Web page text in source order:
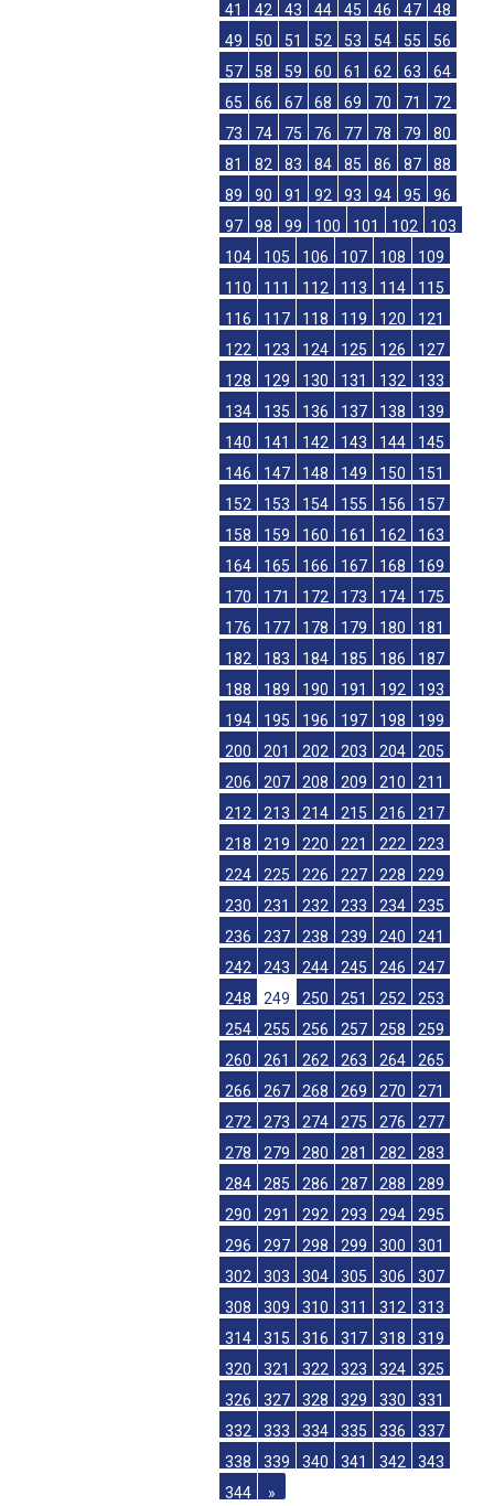
41
42 43 44 45 46 47
48
49
50 51 52 53 54 55
56
57
58 59 60 61 62 63
64
65
66 67 68 69 70 71
72
73
74 75 76 77 78 79
80
81
82 83 84 85 86 87
88
89
90 91 92 93 94 95
96
97
98 99 100 101 102
103
104
105 106 107 108
109
110
111 112 113 114
115
116
117 118 119 120
121
122
123 124 125 126
127
128
129 130 131 132
133
134
135 136 137 138
139
140
141 142 143 144
145
146
147 148 149 150
151
152
153 154 155 156
157
158
159 160 161 162
163
164
165 166 167 168
169
170
171 172 173 174
175
176
177 178 179 180
181
182
183 184 185 186
187
188
189 190 191 192
193
194
195 196 197 198
199
200
201 202 203 204
205
206
207 208 209 210
211
212
213 214 215 216
217
218
219 220 221 222
223
224
225 226 227 228
229
230
231 232 233 234
235
236
237 238 239 240
241
242
243 244 245 246
247
248
249 250 251 252
253
254
255 256 257 258
259
260
261 262 263 264
265
266
267 268 269 270
271
272
273 274 275 276
277
278
279 280 281 282
283
284
285 286 287 288
289
290
291 292 293 294
295
296
297 298 299 300
301
302
303 304 305 306
307
308
309 310 311 312
313
314
315 316 317 318
319
320
321 322 323 324
325
326
327 328 329 330
331
332
333 334 335 336
337
338
339 340 341 342
343
344
»